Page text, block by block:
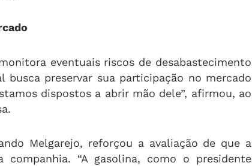
eventuais riscos de desabastecimento
preservar sua participação no mercado
dispostos a abrir mão dele”, afirmou, ao
Melgarejo, reforçou a avaliação de que a
companhia. “A gasolina, como o presidente